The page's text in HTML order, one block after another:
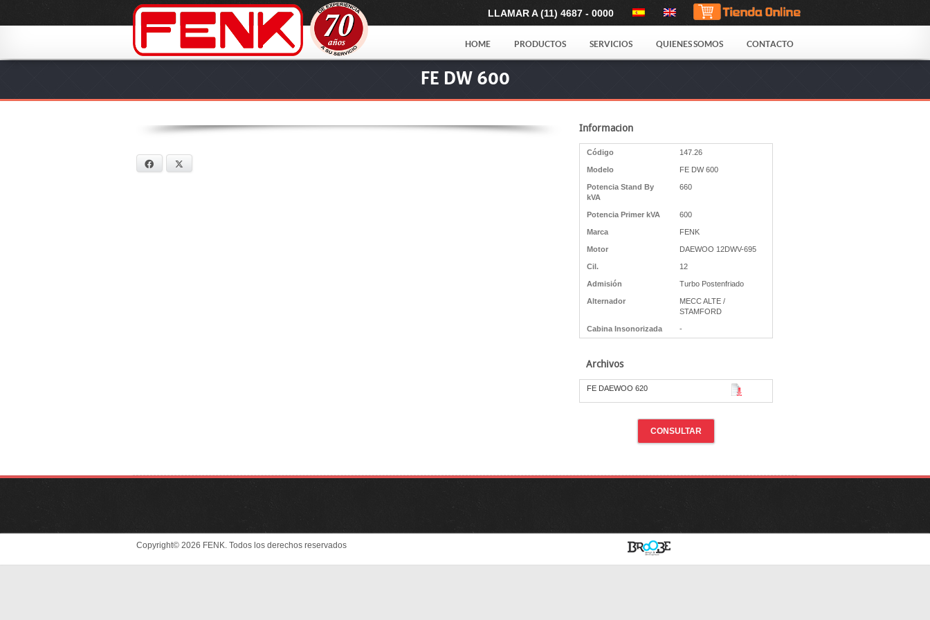
LLAMAR A (11) 4687 - 0000
HOME PRODUCTOS SERVICIOS QUIENES SOMOS CONTACTO
FE DW 600
Facebook
Informacion
Código 147.26
Modelo FE DW 600
Potencia Stand By
kVA
660
Potencia Primer kVA 600
Marca FENK
Motor DAEWOO 12DWV-695
Cil. 12
Admisión Turbo Postenfriado
Alternador
MECC ALTE /
STAMFORD
Cabina Insonorizada -
Archivos
FE DAEWOO 620
CONSULTAR
Copyright© 2026 FENK. Todos los derechos reservados